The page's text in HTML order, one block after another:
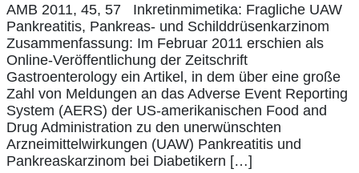
AMB 2011, 45, 57 Inkretinmimetika: Fragliche UAW
Pankreatitis, Pankreas- und Schilddrüsenkarzinom
Zusammenfassung: Im Februar 2011 erschien als
Online-Veröffentlichung der Zeitschrift
Gastroenterology ein Artikel, in dem über eine große
Zahl von Meldungen an das Adverse Event Reporting
System (AERS) der US-amerikanischen Food and
Drug Administration zu den unerwünschten
Arzneimittelwirkungen (UAW) Pankreatitis und
Pankreaskarzinom bei Diabetikern […]